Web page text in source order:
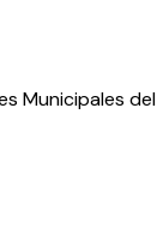
Municipales del